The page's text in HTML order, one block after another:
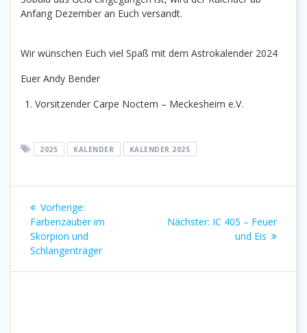
Anfang Dezember an Euch versandt.
Wir wünschen Euch viel Spaß mit dem Astrokalender 2024
Euer Andy Bender
Vorsitzender Carpe Noctem – Meckesheim e.V.
2025 KALENDER KALENDER 2025
Beitragsnavigation
Vorherige:
Beitrag:
Farbenzauber im
Skorpion und
Schlangenträger
Nächster: Nächster
Beitrag:
IC 405 – Feuer
und Eis